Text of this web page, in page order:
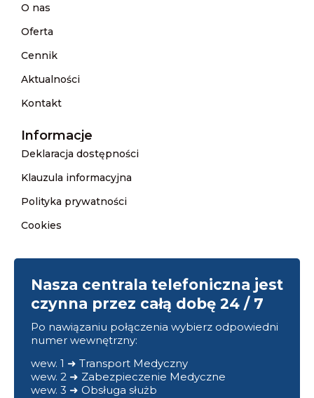
O nas
Oferta
Cennik
Aktualności
Kontakt
Informacje
Deklaracja dostępności
Klauzula informacyjna
Polityka prywatności
Cookies
Nasza centrala telefoniczna jest
czynna przez całą dobę 24 / 7
Po nawiązaniu połączenia wybierz odpowiedni
numer wewnętrzny:
wew. 1 ➜ Transport Medyczny
wew. 2 ➜ Zabezpieczenie Medyczne
wew. 3 ➜ Obsługa służb